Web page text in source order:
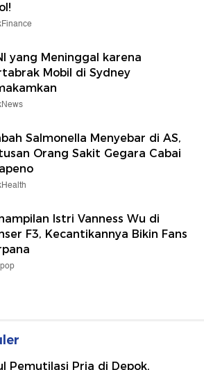
yang Meninggal karena
Mobil di Sydney
Salmonella Menyebar di AS,
Orang Sakit Gegara Cabai
Istri Vanness Wu di
F3, Kecantikannya Bikin Fans
Pemutilasi Pria di Depok,